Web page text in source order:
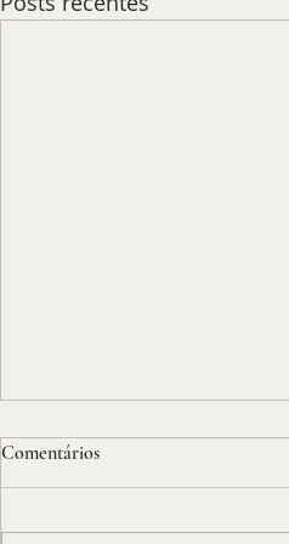
Comentários